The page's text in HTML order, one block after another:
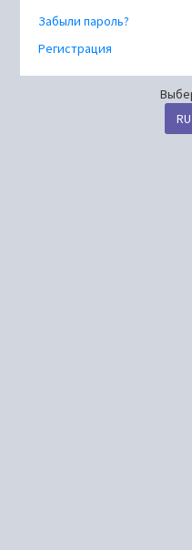
Забыли пароль?
Регистрация